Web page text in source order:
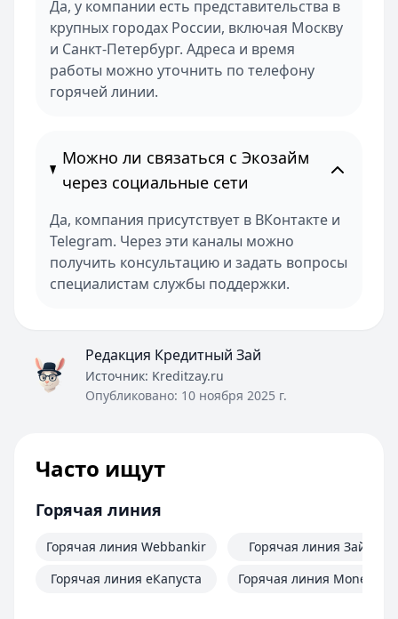
Да, у компании есть представительства в
крупных городах России, включая Москву
и Санкт-Петербург. Адреса и время
работы можно уточнить по телефону
горячей линии.
Можно ли связаться с Экозайм
через социальные сети
Да, компания присутствует в ВКонтакте и
Telegram. Через эти каналы можно
получить консультацию и задать вопросы
специалистам службы поддержки.
Редакция Кредитный Зай
Источник: Kreditzay.ru
Опубликовано: 10 ноября 2025 г.
Часто ищут
Горячая линия
Горячая линия Webbankir
Горячая линия еКапуста
Горячая линия Займер
Горячая линия